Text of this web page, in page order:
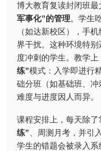
博大教育复读封闭班
军事化”的管理。学生
（如达新校区），手
界干扰。这种环境特
度冲刺的学生。教学上
练”模式：入学即进行
础分班（如基础班、
难度与进度因人而异。
课程安排上，每天除
练”、周测月考，并引入
学生的错题会被录入